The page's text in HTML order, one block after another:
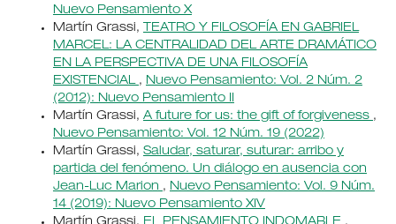
Nuevo Pensamiento X
Martín Grassi,
TEATRO Y FILOSOFÍA EN GABRIEL
MARCEL: LA CENTRALIDAD DEL ARTE DRAMÁTICO
EN LA PERSPECTIVA DE UNA FILOSOFÍA
EXISTENCIAL , Nuevo Pensamiento: Vol. 2 Núm. 2
(2012): Nuevo Pensamiento II
Martín Grassi, A future for us: the gift of forgiveness ,
Nuevo Pensamiento: Vol. 12 Núm. 19 (2022)
Martín Grassi, Saludar, saturar, suturar: arribo y
partida del fenómeno. Un diálogo en ausencia con
Jean-Luc Marion , Nuevo Pensamiento: Vol. 9 Núm.
14 (2019): Nuevo Pensamiento XIV